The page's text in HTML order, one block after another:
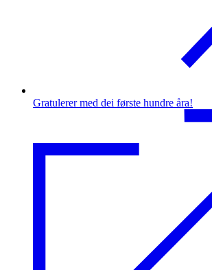
Gratulerer med dei første hundre åra!